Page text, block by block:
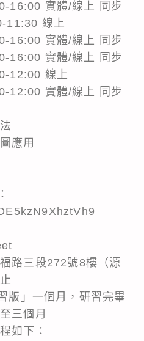
16:00 實體/線上 同步
11:30 線上
16:00 實體/線上 同步
16:00 實體/線上 同步
12:00 線上
12:00 實體/線上 同步
應用
路三段272號8樓（源
版」一個月，研習完畢
三個月
如下：